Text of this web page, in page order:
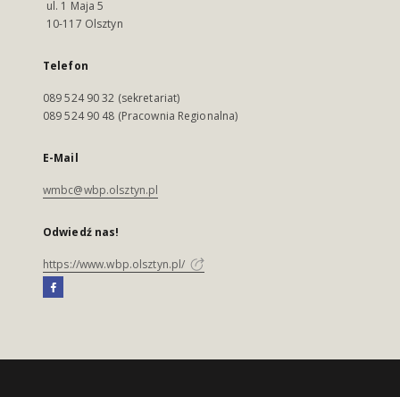
ul. 1 Maja 5
10-117 Olsztyn
Telefon
089 524 90 32 (sekretariat)
089 524 90 48 (Pracownia Regionalna)
E-Mail
wmbc@wbp.olsztyn.pl
Odwiedź nas!
https://www.wbp.olsztyn.pl/